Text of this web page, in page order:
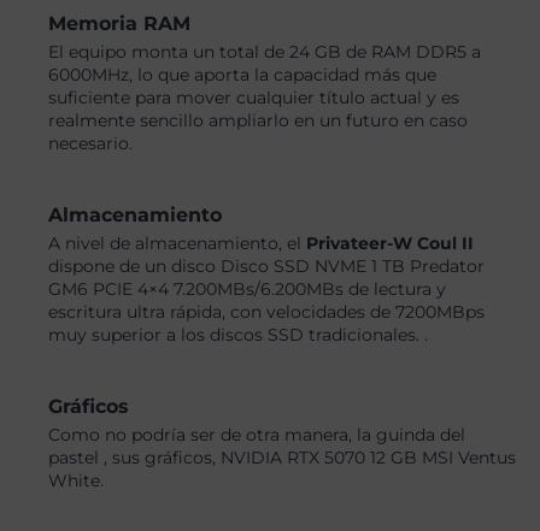
Memoria RAM
El equipo monta un total de 24 GB de RAM DDR5 a
6000MHz, lo que aporta la capacidad más que
suficiente para mover cualquier título actual y es
realmente sencillo ampliarlo en un futuro en caso
necesario.
Almacenamiento
A nivel de almacenamiento, el Privateer-W Coul II
dispone de un disco Disco SSD NVME 1 TB Predator
GM6 PCIE 4×4 7.200MBs/6.200MBs de lectura y
escritura ultra rápida, con velocidades de 7200MBps
muy superior a los discos SSD tradicionales. .
Gráficos
Como no podría ser de otra manera, la guinda del
pastel , sus gráficos, NVIDIA RTX 5070 12 GB MSI Ventus
White.